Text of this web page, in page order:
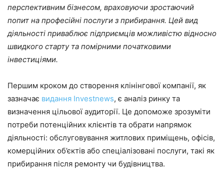
перспективним бізнесом, враховуючи зростаючий
попит на професійні послуги з прибирання. Цей вид
діяльності приваблює підприємців можливістю відносно
швидкого старту та помірними початковими
інвестиціями.​
Першим кроком до створення клінінгової компанії, як
зазначає видання Investnews, є аналіз ринку та
визначення цільової аудиторії. Це допоможе зрозуміти
потреби потенційних клієнтів та обрати напрямок
діяльності: обслуговування житлових приміщень, офісів,
комерційних об’єктів або спеціалізовані послуги, такі як
прибирання після ремонту чи будівництва.​